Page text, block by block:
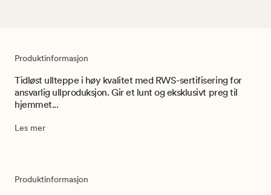
Produktinformasjon
Tidløst ullteppe i høy kvalitet med RWS-sertifisering for
ansvarlig ullproduksjon. Gir et lunt og eksklusivt preg til
hjemmet...
Les mer
Produktinformasjon